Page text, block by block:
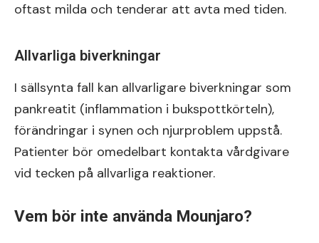
oftast milda och tenderar att avta med tiden.
Allvarliga biverkningar
I sällsynta fall kan allvarligare biverkningar som
pankreatit (inflammation i bukspottkörteln),
förändringar i synen och njurproblem uppstå.
Patienter bör omedelbart kontakta vårdgivare
vid tecken på allvarliga reaktioner.
Vem bör inte använda Mounjaro?